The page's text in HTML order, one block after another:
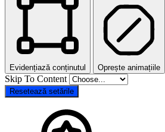
Evidențiază conținutul Oprește animațiile
Skip To Content
Resetează setările